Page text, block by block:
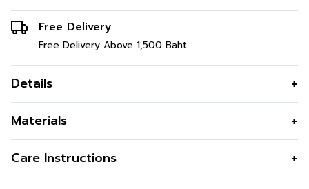
Free Delivery
Free Delivery Above 1,500 Baht
Details
ตัว เก็บสัดส่วน เนื้อผ้าหนานุ่ม ทิ้งตัว แต่น้ำหนักเบา ใส่สบาย
Materials
เนื้อผ้า
คุณสมบัติผ้า
ผ้ามีน้ำหนัก นุ่มเด้ง ทิ้งตัวสวย เก็บทรง
Care Instructions